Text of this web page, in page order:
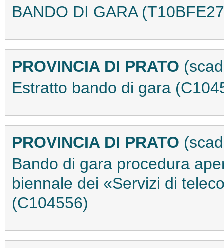
BANDO DI GARA
PROVINCIA DI PRATO
Estratto bando di gara
PROVINCIA DI PRATO
Bando di gara procedura
biennale dei «Servizi di
(C104556)